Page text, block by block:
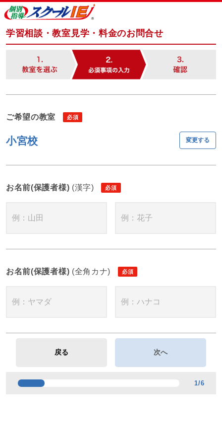
学習相談・教室見学・料金のお問合せ
ご希望の教室
小宮校 変更する
お名前(保護者様) (漢字)
お名前(保護者様) (全角カナ)
1/6